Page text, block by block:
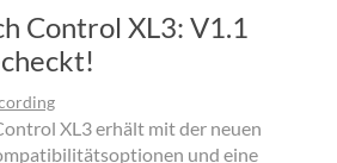
Control XL3: V1.1
XL3 erhält mit der neuen
und eine